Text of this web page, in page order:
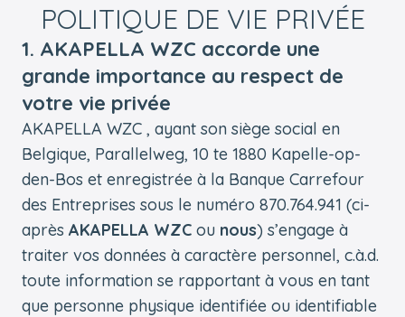
POLITIQUE DE VIE PRIVÉE
1. AKAPELLA WZC accorde une
grande importance au respect de
votre vie privée
AKAPELLA WZC , ayant son siège social en
Belgique, Parallelweg, 10 te 1880 Kapelle-op-
den-Bos et enregistrée à la Banque Carrefour
des Entreprises sous le numéro 870.764.941 (ci-
après AKAPELLA WZC ou nous) s’engage à
traiter vos données à caractère personnel, c.à.d.
toute information se rapportant à vous en tant
que personne physique identifiée ou identifiable